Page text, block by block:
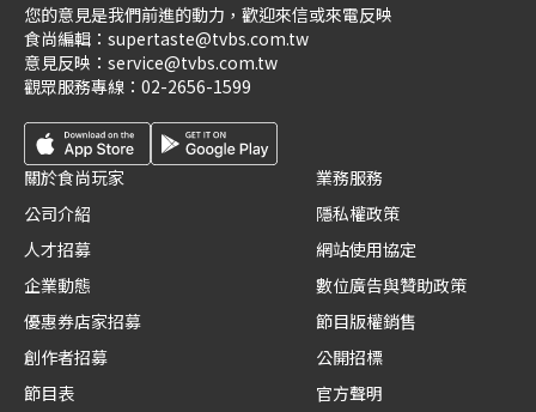
您的意見是我們前進的動力，歡迎來信或來電反映
食尚編輯： supertaste@tvbs.com.tw
意見反映： service@tvbs.com.tw
觀眾服務專線： 02-2656-1599
關於食尚玩家
公司介紹
人才招募
企業動態
優惠券店家招募
創作者招募
節目表
業務服務
隱私權政策
網站使用協定
數位廣告與贊助政策
節目版權銷售
公開招標
官方聲明